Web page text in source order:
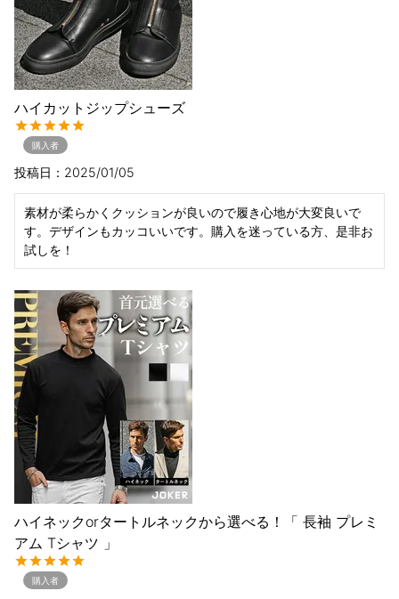
ハイカットジップシューズ
購入者
投稿日 2025/01/05
素材が柔らかくクッションが良いので履き心地が大変良いで
す。デザインもカッコいいです。購入を迷っている方、是非お
試しを！
ハイネックorタートルネックから選べる！「 長袖 プレミ
アム Tシャツ 」
購入者